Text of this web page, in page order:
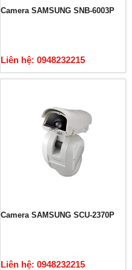
Camera SAMSUNG SNB-6003P
Liên hệ: 0948232215
Camera SAMSUNG SCU-2370P
Liên hệ: 0948232215